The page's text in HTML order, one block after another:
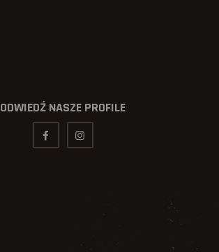
ODWIEDŹ NASZE PROFILE